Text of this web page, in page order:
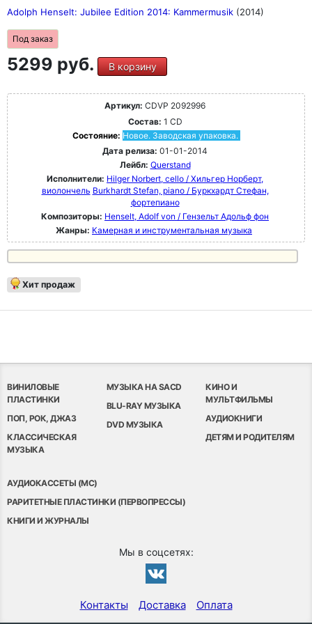
Adolph Henselt: Jubilee Edition 2014: Kammermusik (2014)
Под заказ
5299 руб. В корзину
Артикул: CDVP 2092996
Состав: 1 CD
Состояние: Новое. Заводская упаковка.
Дата релиза: 01-01-2014
Лейбл: Querstand
Исполнители: Hilger Norbert, cello / Хильгер Норберт,
виолончель Burkhardt Stefan, piano / Буркхардт Стефан,
фортепиано
Композиторы: Henselt, Adolf von / Гензельт Адольф фон
Жанры: Камерная и инструментальная музыка
Хит продаж
ВИНИЛОВЫЕ
ПЛАСТИНКИ
ПОП, РОК, ДЖАЗ
КЛАССИЧЕСКАЯ
МУЗЫКА
МУЗЫКА НА SACD
BLU-RAY МУЗЫКА
DVD МУЗЫКА
КИНО И
МУЛЬТФИЛЬМЫ
АУДИОКНИГИ
ДЕТЯМ И РОДИТЕЛЯМ
АУДИОКАССЕТЫ (MC)
РАРИТЕТНЫЕ ПЛАСТИНКИ (ПЕРВОПРЕССЫ)
КНИГИ И ЖУРНАЛЫ
Мы в соцсетях:
Контакты Доставка Оплата